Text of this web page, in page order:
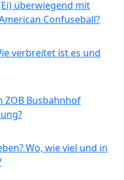
überwiegend mit
Confuseball?
verbreitet ist es und
ZOB Busbahnhof
Wo, wie viel und in